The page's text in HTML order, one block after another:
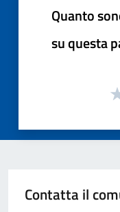
Quanto
su questa
Contatta il